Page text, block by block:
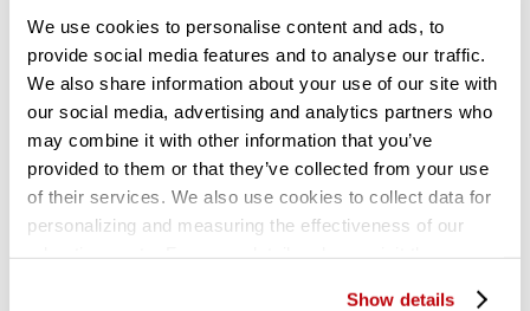
We use cookies to personalise content and ads, to
provide social media features and to analyse our traffic.
We also share information about your use of our site with
our social media, advertising and analytics partners who
may combine it with other information that you’ve
provided to them or that they’ve collected from your use
of their services. We also use cookies to collect data for
personalizing and measuring the effectiveness of our
Show details
Draagvermogen per liggerpaar maximaal
2100 kg
Pallet gewicht maximaal 900 kg
Staanders en liggers verzinkt
Liggerpaar om de 50 mm verstelbaar
Gerelateerde producten